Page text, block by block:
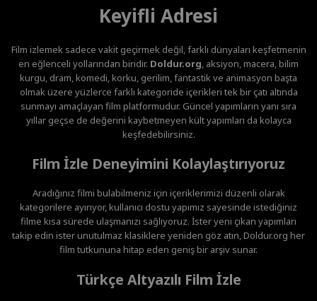
Keyifli Adresi
Film izlemek sadece vakit geçirmek değil, farklı dünyaları keşfetmenin
en eğlenceli yollarından biridir. Doldur.org, aksiyon, macera, bilim
kurgu, dram, komedi, korku, gerilim, fantastik ve animasyon başta
olmak üzere yüzlerce farklı kategoride içerikleri tek bir çatı altında
sunmayı amaçlayan film platformudur. Güncel yapımların yanı sıra
yıllar geçse de değerini kaybetmeyen kült yapımları da kolayca
keşfedebilirsiniz.
Film İzle Deneyimini Kolaylaştırıyoruz
Aradığınız filmi bulabilmeniz için içeriklerimizi düzenli olarak
kategorilere ayırıyor, kullanıcı dostu yapımız sayesinde istediğiniz
filme kısa sürede ulaşmanızı sağlıyoruz. İster yeni çıkan yapımları
takip edin ister unutulmaz klasiklere yeniden göz atın, Doldur.org her
film tutkununa hitap eden geniş bir arşiv sunar.
Türkçe Altyazılı Film İzle